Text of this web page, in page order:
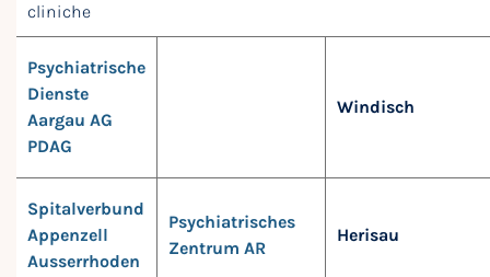
cliniche
Psychiatrische
Dienste
Aargau AG
PDAG
Windisch
Spitalverbund
Appenzell
Ausserrhoden
Psychiatrisches
Zentrum AR
Herisau